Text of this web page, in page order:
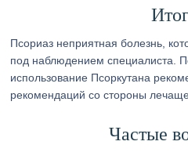
Псориаз неприятная болезнь,
под наблюдением специалиста.
использование Псоркутана
рекомендаций со стороны
Частые